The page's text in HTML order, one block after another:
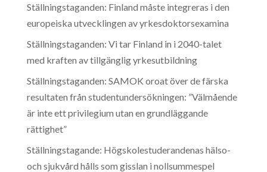
Ställningstaganden: Finland måste integreras i den
europeiska utvecklingen av yrkesdoktorsexamina
Ställningstaganden: Vi tar Finland in i 2040-talet
med kraften av tillgänglig yrkesutbildning
Ställningstaganden: SAMOK oroat över de färska
resultaten från studentundersökningen: ”Välmående
är inte ett privilegium utan en grundläggande
rättighet”
Ställningstagande: Högskolestuderandenas hälso-
och sjukvård hålls som gisslan i nollsummespel